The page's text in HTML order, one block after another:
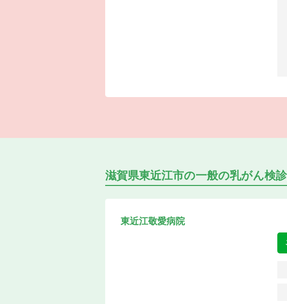
滋賀県東近江市の一般の乳がん検
東近江敬愛病院